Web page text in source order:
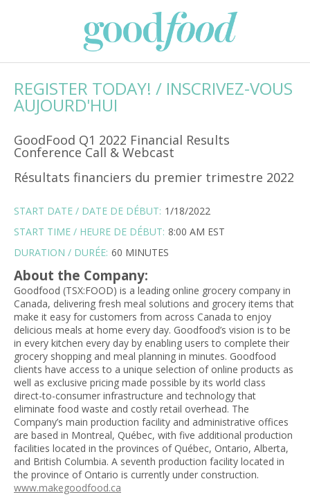
REGISTER TODAY! / INSCRIVEZ-VOUS
AUJOURD'HUI
GoodFood Q1 2022 Financial Results
Conference Call & Webcast
Résultats financiers du premier trimestre 2022
START DATE / DATE DE DÉBUT: 1/18/2022
START TIME / HEURE DE DÉBUT: 8:00 AM EST
DURATION / DURÉE: 60 MINUTES
About the Company:
Goodfood (TSX:FOOD) is a leading online grocery company in
Canada, delivering fresh meal solutions and grocery items that
make it easy for customers from across Canada to enjoy
delicious meals at home every day. Goodfood’s vision is to be
in every kitchen every day by enabling users to complete their
grocery shopping and meal planning in minutes. Goodfood
clients have access to a unique selection of online products as
well as exclusive pricing made possible by its world class
direct-to-consumer infrastructure and technology that
eliminate food waste and costly retail overhead. The
Company’s main production facility and administrative offices
are based in Montreal, Québec, with five additional production
facilities located in the provinces of Québec, Ontario, Alberta,
and British Columbia. A seventh production facility located in
the province of Ontario is currently under construction.
www.makegoodfood.ca